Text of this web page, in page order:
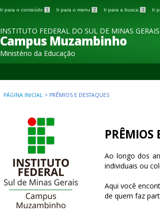
Ir para o conteúdo 1 Ir para o menu 2 Ir para a busca 3 Ir
INSTITUTO FEDERAL DO SUL DE MINAS GERAIS
Campus Muzambinho
Ministério da Educação
PÁGINA INICIAL > PRÊMIOS E DESTAQUES
PRÊMIOS
Ao longo dos
individuais ou
Aqui você
de quem faz